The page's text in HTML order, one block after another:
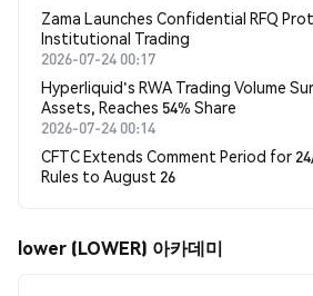
Zama Launches Confidential RFQ
Institutional Trading
2026-07-24 00:17
Hyperliquid's RWA Trading Volume
Assets, Reaches 54% Share
2026-07-24 00:14
CFTC Extends Comment Period for
Rules to August 26
lower (LOWER) 아카데미